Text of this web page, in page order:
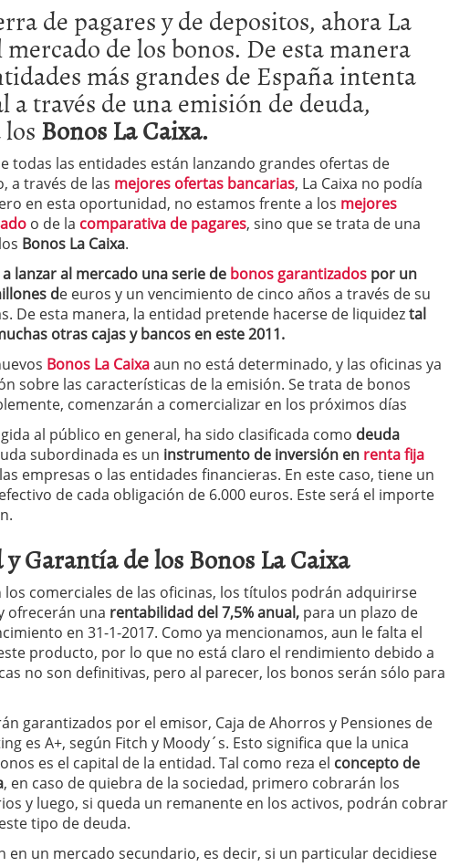
de inversión alcanzan los 463.628 millones en febrero: la racha
febrero 8, 2026
de inversión en España cierran 2025 con un patrimonio récord
millones de euros febrero 3, 2026
de pagares y de depositos, ahora La
de los bonos. De esta manera
más grandes de España intenta
a través de una emisión de deuda,
Bonos La Caixa.
todas las entidades están lanzando grandes ofertas de
a través de las mejores ofertas bancarias, La Caixa no podía
en esta oportunidad, no estamos frente a los mejores
o de la comparativa de pagares, sino que se trata de una
Bonos La Caixa.
a lanzar al mercado una serie de bonos garantizados por un
de euros y un vencimiento de cinco años a través de su
De esta manera, la entidad pretende hacerse de liquideztal
otras cajas y bancos en este 2011.
Bonos La Caixaaun no está determinado, y las oficinas ya
sobre las características de la emisión. Se trata de bonos
comenzarán a comercializar en los próximos días
al público en general, ha sido clasificada como deuda
subordinada es un instrumento de inversión en renta fija
empresas o las entidades financieras. En este caso, tiene un
de cada obligación de 6.000 euros. Este será el importe
Garantía de los Bonos La Caixa
los comerciales de las oficinas, los títulos podrán adquirirse
ofrecerán una rentabilidad del 7,5% anual, para un plazo de
en 31-1-2017. Como ya mencionamos, aun le falta el
producto, por lo que no está claro el rendimiento debido a
no son definitivas, pero al parecer, los bonos serán sólo para
garantizados por el emisor, Caja de Ahorros y Pensiones de
es A+, según Fitch y Moody´s. Esto significa que la unica
es el capital de la entidad. Tal como reza el concepto de
, en caso de quiebra de la sociedad, primero cobrarán los
y luego, si queda un remanente en los activos, podrán cobrar
tipo de deuda.
en un mercado secundario, es decir, si un particular decidiese